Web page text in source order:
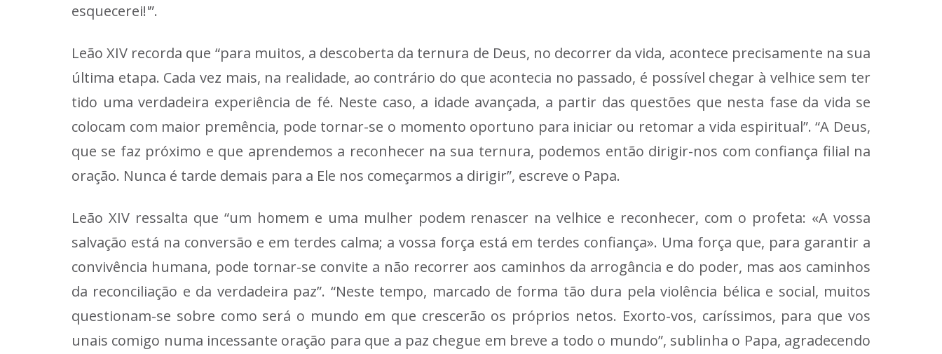
esquecerei!'”.
Leão XIV recorda que “para muitos, a descoberta da ternura de Deus, no decorrer da vida, acontece precisamente na sua
última etapa. Cada vez mais, na realidade, ao contrário do que acontecia no passado, é possível chegar à velhice sem ter
tido uma verdadeira experiência de fé. Neste caso, a idade avançada, a partir das questões que nesta fase da vida se
colocam com maior premência, pode tornar-se o momento oportuno para iniciar ou retomar a vida espiritual”. “A Deus,
que se faz próximo e que aprendemos a reconhecer na sua ternura, podemos então dirigir-nos com confiança filial na
oração. Nunca é tarde demais para a Ele nos começarmos a dirigir”, escreve o Papa.
Leão XIV ressalta que “um homem e uma mulher podem renascer na velhice e reconhecer, com o profeta: «A vossa
salvação está na conversão e em terdes calma; a vossa força está em terdes confiança». Uma força que, para garantir a
convivência humana, pode tornar-se convite a não recorrer aos caminhos da arrogância e do poder, mas aos caminhos
da reconciliação e da verdadeira paz”. “Neste tempo, marcado de forma tão dura pela violência bélica e social, muitos
questionam-se sobre como será o mundo em que crescerão os próprios netos. Exorto-vos, caríssimos, para que vos
unais comigo numa incessante oração para que a paz chegue em breve a todo o mundo”, sublinha o Papa, agradecendo